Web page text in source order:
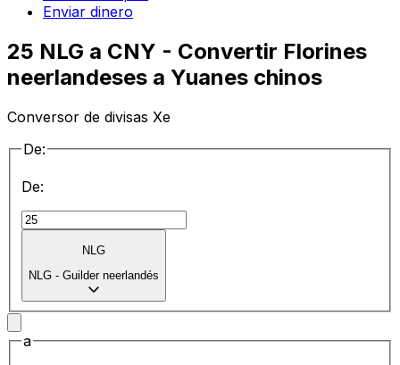
Enviar dinero
25 NLG a CNY - Convertir Florines
neerlandeses a Yuanes chinos
Conversor de divisas Xe
De:
De:
NLG
NLG - Guilder neerlandés
a